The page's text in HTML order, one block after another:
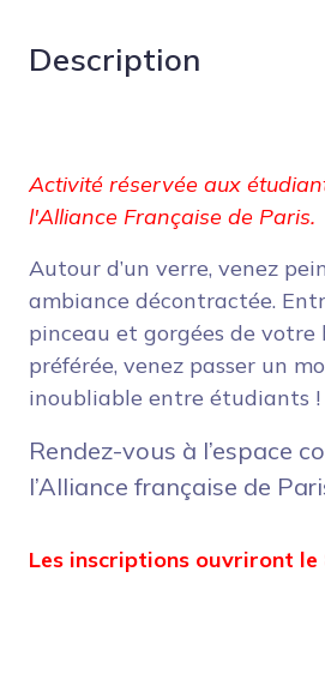
Description
Activité réservée aux
l'Alliance Française de Paris.
Autour d’un verre, venez
ambiance décontractée.
pinceau et gorgées de votre
préférée, venez passer un
inoubliable entre étudiants !
Rendez-vous à l’espace
l’Alliance française de
Les inscriptions ouvriront le